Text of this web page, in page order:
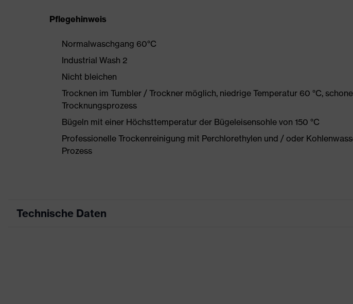
Pflegehinweis
Normalwaschgang 60°C
Industrial Wash 2
Nicht bleichen
Trocknen im Tumbler / Trockner möglich, niedrige Temperatur 60 °C,
Trocknungsprozess
Bügeln mit einer Höchsttemperatur der Bügeleisensohle von 150 °C
Professionelle Trockenreinigung mit Perchlorethylen und / oder
Prozess
Technische Daten